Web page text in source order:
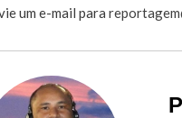
um e-mail para